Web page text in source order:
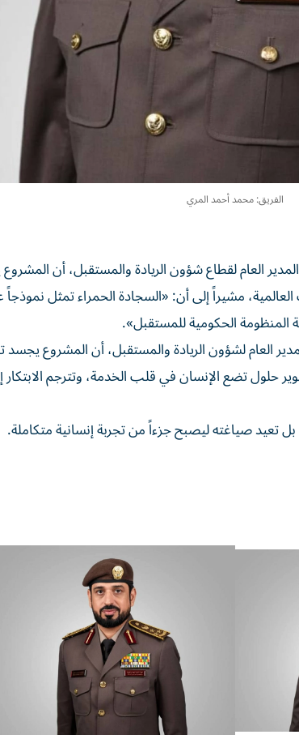
الفريق: محمد أحمد المري
العام لقطاع شؤون الريادة والمستقبل، أن
مشيراً إلى أن: «السجادة الحمراء تمثل
المنظومة الحكومية للمستقبل».
العام لشؤون الريادة والمستقبل، أن المشروع
حلول تضع الإنسان في قلب الخدمة، وتترجم
بل تعيد صياغته ليصبح جزءاً من تجربة إنسانية متكاملة.